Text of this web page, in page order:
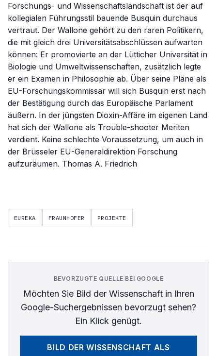
Forschungs- und Wissenschaftslandschaft ist der auf
kollegialen Führungsstil bauende Busquin durchaus
vertraut. Der Wallone gehört zu den raren Politikern,
die mit gleich drei Universitätsabschlüssen aufwarten
können: Er promovierte an der Lütticher Universität in
Biologie und Umweltwissenschaften, zusätzlich legte
er ein Examen in Philosophie ab. Über seine Pläne als
EU-Forschungskommissar will sich Busquin erst nach
der Bestätigung durch das Europäische Parlament
äußern. In der jüngsten Dioxin-Affäre im eigenen Land
hat sich der Wallone als Trouble-shooter Meriten
verdient. Keine schlechte Voraussetzung, um auch in
der Brüsseler EU-Generaldirektion Forschung
aufzuräumen. Thomas A. Friedrich
EUREKA FRAUNHOFER PROJEKTE
BEVORZUGTE QUELLE BEI GOOGLE
Möchten Sie Bild der Wissenschaftin Ihren
Google-Suchergebnissen bevorzugt sehen?
Ein Klick genügt.
BILD DER WISSENSCHAFT ALS